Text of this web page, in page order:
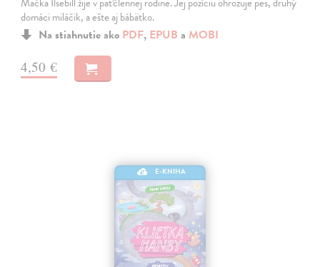
domáci miláčik, a ešte aj bábätko.
Na stiahnutie ako PDF, EPUB a MOBI
4,50 €
E-KNIHA